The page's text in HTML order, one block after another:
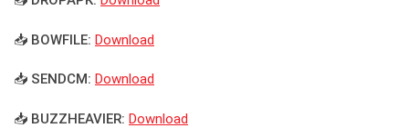
📥 BOWFILE: Download
📥 SENDCM: Download
📥 BUZZHEAVIER: Download